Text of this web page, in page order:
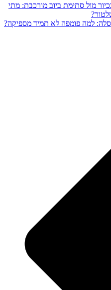
ביוב מורכבת: מתי
לא תמיד מספיקה?